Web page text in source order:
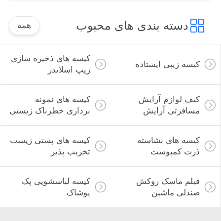
دسته بندی های محبوب همه
کیسه زیپی ایستاده
کیسه های ذخیره سازی
زیپ اسلایدر
کیف لوازم آرایش
مسافرتی آرایش
کیسه های نمونه
برداری خطرناک زیستی
کیسه های نشاسته
ذرت کمپوست
کیسه های پستی زیست
تخریب پذیر
فیلم ماسک روکش
صندلی ماشین
کیسه لباسشویی پک
پوشاک